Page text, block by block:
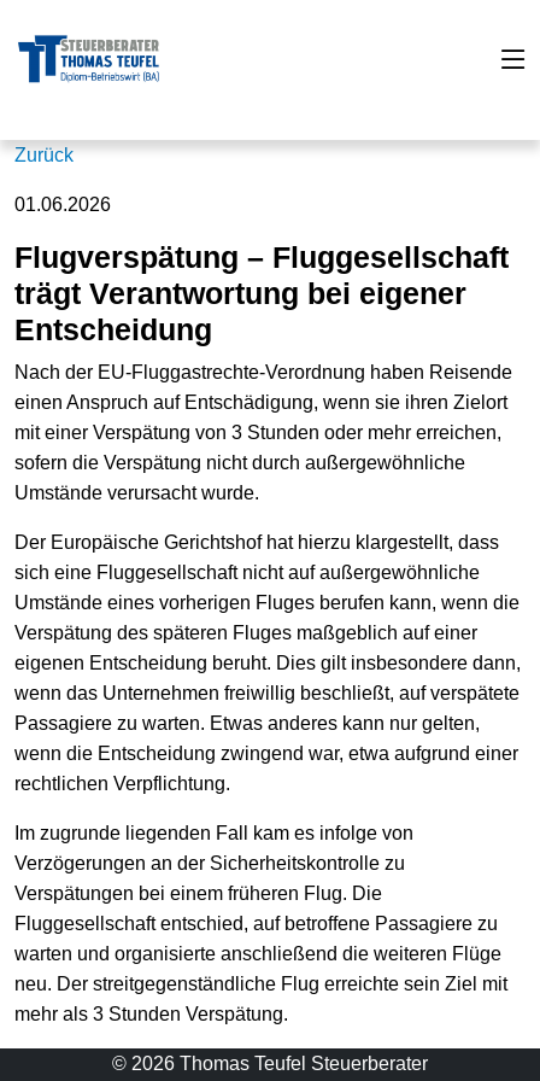
Zurück
01.06.2026
Flugverspätung – Fluggesellschaft
trägt Verantwortung bei eigener
Entscheidung
Nach der EU-Fluggastrechte-Verordnung haben Reisende
einen Anspruch auf Entschädigung, wenn sie ihren Zielort
mit einer Verspätung von 3 Stunden oder mehr erreichen,
sofern die Verspätung nicht durch außergewöhnliche
Umstände verursacht wurde.
Der Europäische Gerichtshof hat hierzu klargestellt, dass
sich eine Fluggesellschaft nicht auf außergewöhnliche
Umstände eines vorherigen Fluges berufen kann, wenn die
Verspätung des späteren Fluges maßgeblich auf einer
eigenen Entscheidung beruht. Dies gilt insbesondere dann,
wenn das Unternehmen freiwillig beschließt, auf verspätete
Passagiere zu warten. Etwas anderes kann nur gelten,
wenn die Entscheidung zwingend war, etwa aufgrund einer
rechtlichen Verpflichtung.
Im zugrunde liegenden Fall kam es infolge von
Verzögerungen an der Sicherheitskontrolle zu
Verspätungen bei einem früheren Flug. Die
Fluggesellschaft entschied, auf betroffene Passagiere zu
warten und organisierte anschließend die weiteren Flüge
neu. Der streitgegenständliche Flug erreichte sein Ziel mit
mehr als 3 Stunden Verspätung.
© 2026 Thomas Teufel Steuerberater